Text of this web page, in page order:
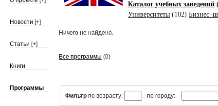
Новости [+]
Статьи [+]
Книги
Программы
Каталог учебных заведений
Университеты (102)
Ничего не найдено.
Все программы (0)
Фильтр по возрасту: по городу: